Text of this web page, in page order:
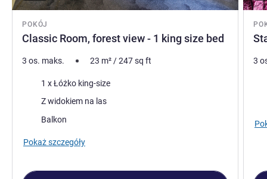
POKÓJ
Classic Room, forest view - 1 king size bed
3 os. maks. 23 m²/247sq ft
Pościel1 x Łóżko king-size
Widoki:Z widokiem na las
Zalety obiektu:
Balkon
Pokaż szczegóły
3